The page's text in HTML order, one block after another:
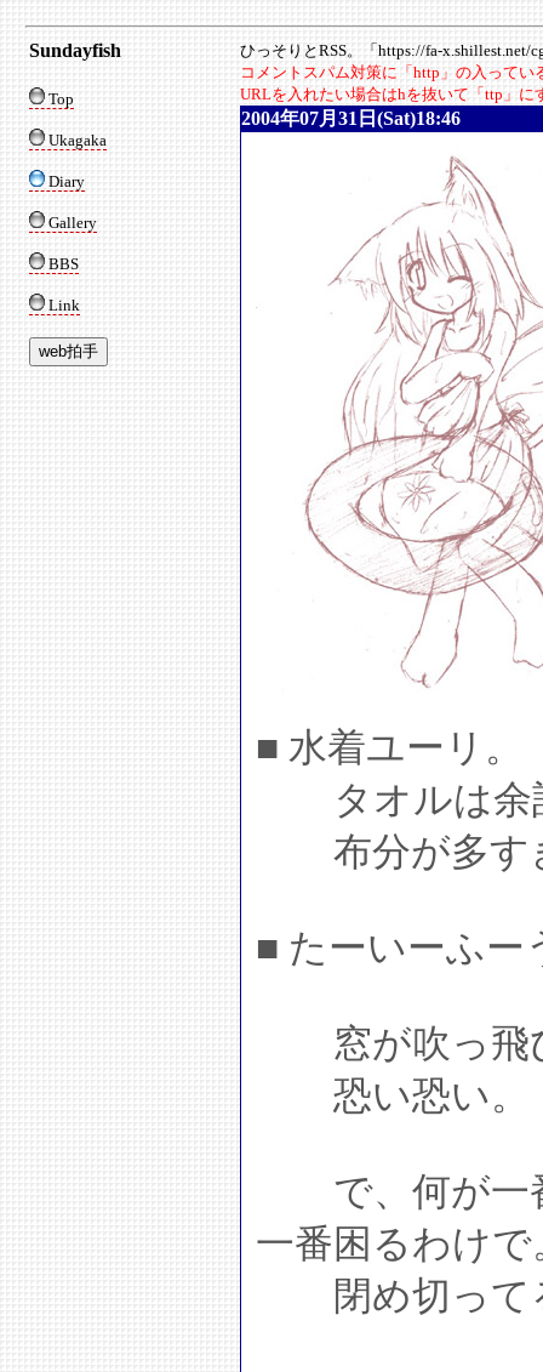
Sundayfish
Top
Ukagaka
Diary
Gallery
BBS
Link
ひっそりとRSS。「https://fa-x.shillest.net/
コメントスパム対策に「http」の入って
URLを入れたい場合はhを抜いて「ttp」に
2004年07月31日(Sat)18:46
■ 水着ユーリ。
タオルは余
布分が多す
■ たーいーふー
窓が吹っ飛
恐い恐い。
で、何が一
一番困るわけで
閉め切って